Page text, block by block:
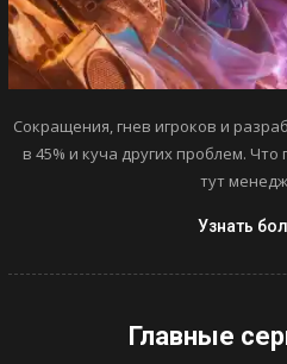
Сокращения, гнев игроков и
в 45% и куча других проблем.
тут
Узнать
Главные